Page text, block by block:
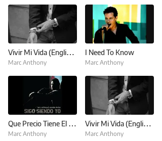
Vivir Mi Vida (English Version)
Marc Anthony
I Need To Know
Marc Anthony
Que Precio Tiene El Cielo
Marc Anthony
Vivir Mi Vida (English VO)
Marc Anthony